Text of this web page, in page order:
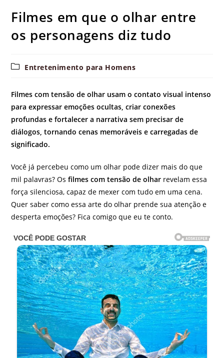
Filmes em que o olhar entre
os personagens diz tudo
Categoria
Entretenimento para Homens
Filmes com tensão de olhar usam o contato visual intenso
para expressar emoções ocultas, criar conexões
profundas e fortalecer a narrativa sem precisar de
diálogos, tornando cenas memoráveis e carregadas de
significado.
Você já percebeu como um olhar pode dizer mais do que
mil palavras? Osfilmes com tensão de olhar revelam essa
força silenciosa, capaz de mexer com tudo em uma cena.
Quer saber como essa arte do olhar prende sua atenção e
desperta emoções? Fica comigo que eu te conto.